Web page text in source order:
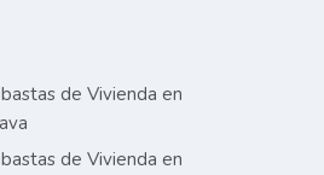
de Vivienda en
de Vivienda en